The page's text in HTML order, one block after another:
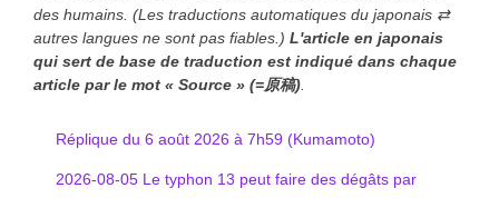
des humains. (Les traductions automatiques du japonais ⇄
autres langues ne sont pas fiables.) L'article en japonais
qui sert de base de traduction est indiqué dans chaque
article par le mot « Source » (=原稿).
Réplique du 6 août 2026 à 7h59 (Kumamoto)
2026-08-05 Le typhon 13 peut faire des dégâts par